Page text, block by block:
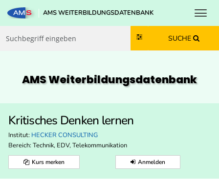
Zum Inhalt springen
Zum Navmenü springen
Zur Suche springen
Zur Footer springen
AMS WEITERBILDUNGSDATENBANK
SUCHE
AMS Weiterbildungs­datenbank
Kritisches Denken lernen
Institut: HECKER CONSULTING
Bereich: Technik, EDV, Telekommunikation
Kurs merken Anmelden